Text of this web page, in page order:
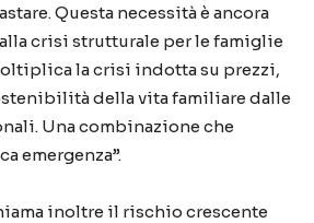
Questa necessità è ancora
crisi strutturale per le famiglie
la crisi indotta su prezzi,
della vita familiare dalle
Una combinazione che
emergenza”.
inoltre il rischio crescente